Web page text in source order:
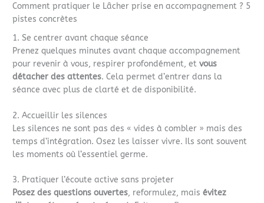
Comment pratiquer le Lâcher prise en accompagnement ? 5
pistes concrètes
1. Se centrer avant chaque séance
Prenez quelques minutes avant chaque accompagnement
pour revenir à vous, respirer profondément, etvous
détacher des attentes. Cela permet d’entrer dans la
séance avec plus de clarté et de disponibilité.
2. Accueillir les silences
Les silences ne sont pas des « vides à combler » mais des
temps d’intégration. Osez les laisser vivre. Ils sont souvent
les moments où l’essentiel germe.
3. Pratiquer l’écoute active sans projeter
Posez des questions ouvertes, reformulez, maisévitez